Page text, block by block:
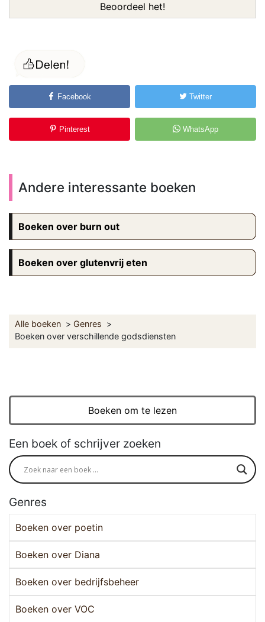
Beoordeel het!
Facebook Twitter
Pinterest WhatsApp
Andere interessante boeken
Boeken over burn out
Boeken over glutenvrij eten
Alle boeken
Genres
Boeken over verschillende godsdiensten
Boeken om te lezen
Een boek of schrijver zoeken
Genres
Boeken over poetin
Boeken over Diana
Boeken over bedrijfsbeheer
Boeken over VOC